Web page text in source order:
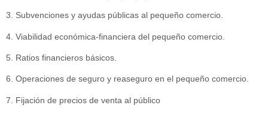
3. Subvenciones y ayudas públicas al pequeño comercio.
4. Viabilidad económica-financiera del pequeño comercio.
5. Ratios financieros básicos.
6. Operaciones de seguro y reaseguro en el pequeño comercio.
7. Fijación de precios de venta al público